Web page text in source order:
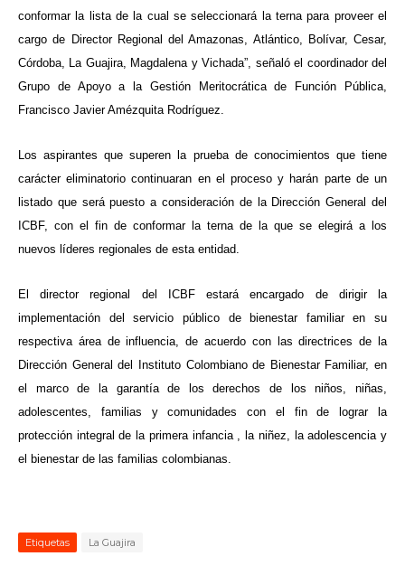
conformar la lista de la cual se seleccionará la terna para proveer el
cargo de Director Regional del Amazonas, Atlántico, Bolívar, Cesar,
Córdoba, La Guajira, Magdalena y Vichada”, señaló el coordinador del
Grupo de Apoyo a la Gestión Meritocrática de Función Pública,
Francisco Javier Amézquita Rodríguez.
Los aspirantes que superen la prueba de conocimientos que tiene
carácter eliminatorio continuaran en el proceso y harán parte de un
listado que será puesto a consideración de la Dirección General del
ICBF, con el fin de conformar la terna de la que se elegirá a los
nuevos líderes regionales de esta entidad.
El director regional del ICBF estará encargado de dirigir la
implementación del servicio público de bienestar familiar en su
respectiva área de influencia, de acuerdo con las directrices de la
Dirección General del Instituto Colombiano de Bienestar Familiar, en
el marco de la garantía de los derechos de los niños, niñas,
adolescentes, familias y comunidades con el fin de lograr la
protección integral de la primera infancia , la niñez, la adolescencia y
el bienestar de las familias colombianas.
Etiquetas La Guajira